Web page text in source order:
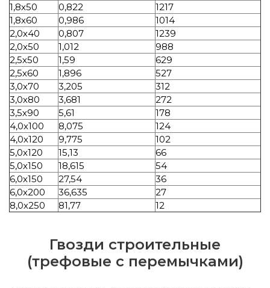
1,8х50
0,822
1217
1,8х60
0,986
1014
2,0х40
0,807
1239
2,0х50
1,012
988
2,5х50
1,59
629
2,5х60
1,896
527
3,0х70
3,205
312
3,0х80
3,681
272
3,5х90
5,61
178
4,0х100
8,075
124
4,0х120
9,775
102
5,0х120
15,13
66
5,0х150
18,615
54
6,0х150
27,54
36
6,0х200
36,635
27
8,0х250
81,77 12
Гвозди строительные
(трефовые с перемычками)